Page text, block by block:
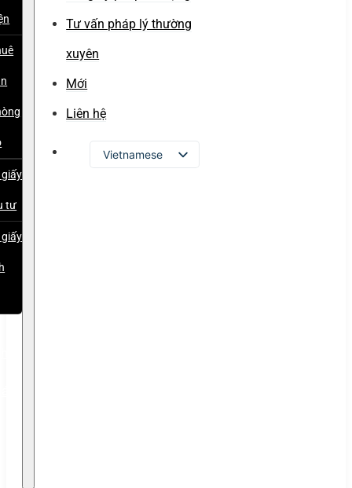
tư
Tư vấn pháp lý thường
xuyên
Mới
Liên hệ
Vietnamese